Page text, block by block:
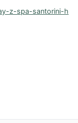
z-spa-santorini-h